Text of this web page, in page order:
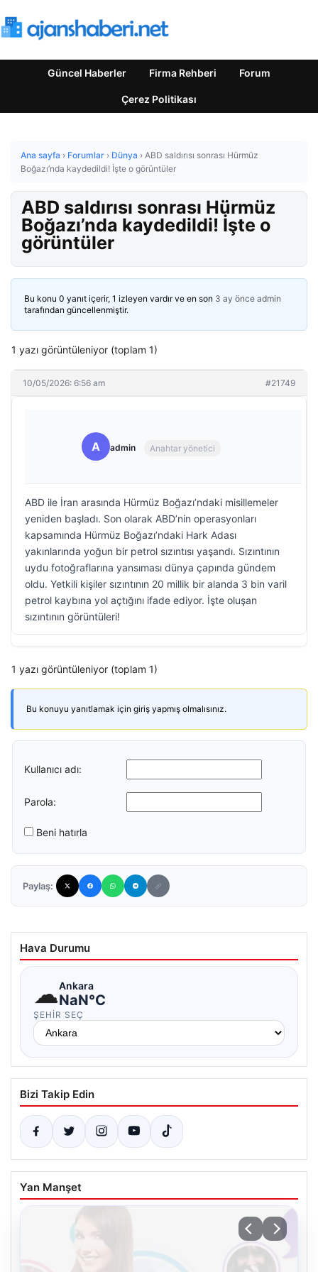
Güncel Haberler Firma Rehberi Forum
Çerez Politikası
Ana sayfa › Forumlar › Dünya › ABD saldırısı sonrası Hürmüz
Boğazı’nda kaydedildi! İşte o görüntüler
ABD saldırısı sonrası Hürmüz
Boğazı’nda kaydedildi! İşte o
görüntüler
Bu konu 0 yanıt içerir, 1 izleyen vardır ve en son 3 ay önce admin
tarafından güncellenmiştir.
1 yazı görüntüleniyor (toplam 1)
10/05/2026: 6:56 am #21749
A admin Anahtar yönetici
ABD ile İran arasında Hürmüz Boğazı’ndaki misillemeler
yeniden başladı. Son olarak ABD’nin operasyonları
kapsamında Hürmüz Boğazı’ndaki Hark Adası
yakınlarında yoğun bir petrol sızıntısı yaşandı. Sızıntının
uydu fotoğraflarına yansıması dünya çapında gündem
oldu. Yetkili kişiler sızıntının 20 millik bir alanda 3 bin varil
petrol kaybına yol açtığını ifade ediyor. İşte oluşan
sızıntının görüntüleri!
1 yazı görüntüleniyor (toplam 1)
Bu konuyu yanıtlamak için giriş yapmış olmalısınız.
Kullanıcı adı:
Parola:
Beni hatırla
Paylaş:
Hava Durumu
☁Ankara
NaN°C
ŞEHIR SEÇ
Bizi Takip Edin
Yan Manşet